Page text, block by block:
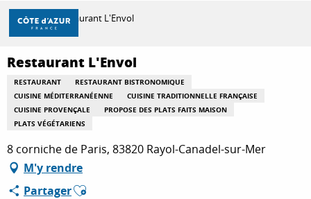
Aller
contenu
principal
DÉCOUVRIR
À FAIRE
SÉJOURNER
Accueil Restaurant L'Envol
Restaurant L'Envol
RESTAURANT
RESTAURANT BISTRONOMIQUE
CUISINE MÉDITERRANÉENNE
CUISINE TRADITIONNELLE FRANÇAISE
CUISINE PROVENÇALE
PROPOSE DES PLATS FAITS MAISON
PLATS VÉGÉTARIENS
8 corniche de Paris, 83820 Rayol-Canadel-sur-Mer
M'y rendre
PartagerAjouter aux favoris